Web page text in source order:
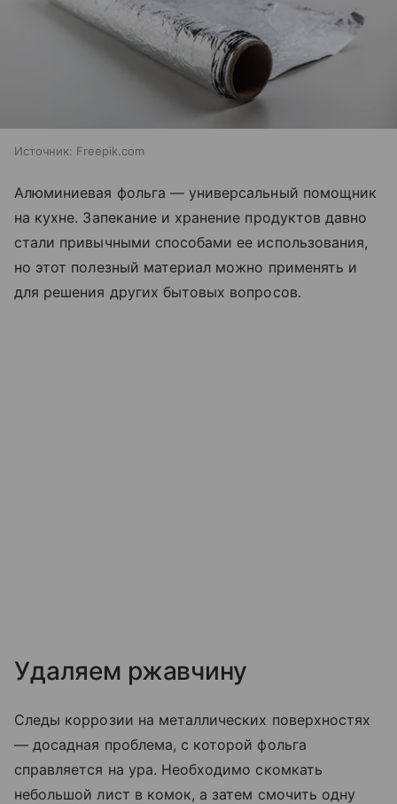
Источник: Freepik.com
Алюминиевая фольга — универсальный помощник
на кухне. Запекание и хранение продуктов давно
стали привычными способами ее использования,
но этот полезный материал можно применять и
для решения других бытовых вопросов.
Удаляем ржавчину
Следы коррозии на металлических поверхностях
— досадная проблема, с которой фольга
справляется на ура. Необходимо скомкать
небольшой лист в комок, а затем смочить одну